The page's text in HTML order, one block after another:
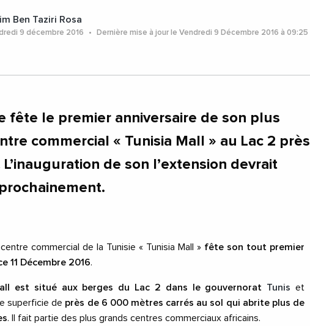
Ben Taziri Rosa
9 décembre 2016 Dernière mise à jour le Vendredi 9 Décembre 2016 à 09:25
fête le premier anniversaire de son plus
commercial « Tunisia Mall » au Lac 2 près
L’inauguration de son l’extension devrait
commercial de la Tunisie « Tunisia Mall » fête son tout premier
11 Décembre 2016.
est situé aux berges du Lac 2 dans le gouvernorat Tunis et
superficie de près de 6 000 mètres carrés au sol qui abrite plus de
. Il fait partie des plus grands centres commerciaux africains.